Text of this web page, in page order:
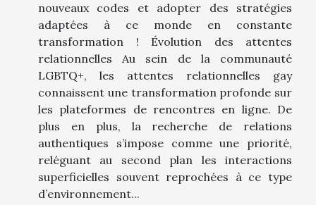
nouveaux codes et adopter des stratégies
adaptées à ce monde en constante
transformation ! Évolution des attentes
relationnelles Au sein de la communauté
LGBTQ+, les attentes relationnelles gay
connaissent une transformation profonde sur
les plateformes de rencontres en ligne. De
plus en plus, la recherche de relations
authentiques s’impose comme une priorité,
reléguant au second plan les interactions
superficielles souvent reprochées à ce type
d’environnement...